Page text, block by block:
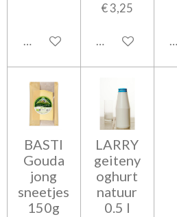
In winkelwagen
€ 3,25
In winkelwagen
BASTI
Gouda
jong
sneetjes
150g
LARRY
geiteny
oghurt
natuur
0.5 l